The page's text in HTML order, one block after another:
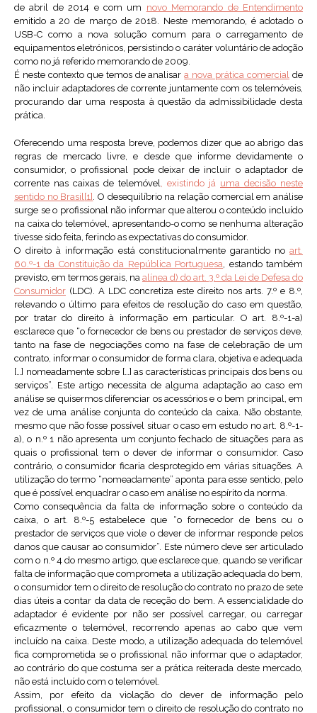
de abril de 2014 e com um novo Memorando de Entendimento
emitido a 20 de março de 2018. Neste memorando, é adotado o
USB-C como a nova solução comum para o carregamento de
equipamentos eletrónicos, persistindo o caráter voluntário de adoção
como no já referido memorando de 2009.
É neste contexto que temos de analisara nova prática comercial de
não incluir adaptadores de corrente juntamente com os telemóveis,
procurando dar uma resposta à questão da admissibilidade desta
prática.
Oferecendo uma resposta breve, podemos dizer que ao abrigo das
regras de mercado livre, e desde que informe devidamente o
consumidor, o profissional pode deixar de incluir o adaptador de
corrente nas caixas de telemóvel, existindo já uma decisão neste
sentido no Brasil[1] . O desequilíbrio na relação comercial em análise
surge se o profissional não informar que alterou o conteúdo incluído
na caixa do telemóvel, apresentando-o como se nenhuma alteração
tivesse sido feita, ferindo as expectativas do consumidor.
O direito à informação está constitucionalmente garantido no art.
60.º-1 da Constituição da República Portuguesa, estando também
previsto, em termos gerais, na alínea d) do art. 3.º da Lei de Defesa do
Consumidor (LDC). A LDC concretiza este direito nos arts. 7.º e 8.º,
relevando o último para efeitos de resolução do caso em questão,
por tratar do direito à informação em particular. O art. 8.º-1-a)
esclarece que “o fornecedor de bens ou prestador de serviços deve,
tanto na fase de negociações como na fase de celebração de um
contrato, informar o consumidor de forma clara, objetiva e adequada
[…] nomeadamente sobre […] as características principais dos bens ou
serviços”. Este artigo necessita de alguma adaptação ao caso em
análise se quisermos diferenciar os acessórios e o bem principal, em
vez de uma análise conjunta do conteúdo da caixa. Não obstante,
mesmo que não fosse possível situar o caso em estudo no art. 8.º-1-
a), o n.º 1 não apresenta um conjunto fechado de situações para as
quais o profissional tem o dever de informar o consumidor. Caso
contrário, o consumidor ficaria desprotegido em várias situações. A
utilização do termo “nomeadamente” aponta para esse sentido, pelo
que é possível enquadrar o caso em análise no espírito da norma.
Como consequência da falta de informação sobre o conteúdo da
caixa, o art. 8.º-5 estabelece que “o fornecedor de bens ou o
prestador de serviços que viole o dever de informar responde pelos
danos que causar ao consumidor”. Este número deve ser articulado
com o n.º 4 do mesmo artigo, que esclarece que, quando se verificar
falta de informação que comprometa a utilização adequada do bem,
o consumidor tem o direito de resolução do contrato no prazo de sete
dias úteis a contar da data de receção do bem. A essencialidade do
adaptador é evidente por não ser possível carregar, ou carregar
eficazmente o telemóvel, recorrendo apenas ao cabo que vem
incluído na caixa. Deste modo, a utilização adequada do telemóvel
fica comprometida se o profissional não informar que o adaptador,
ao contrário do que costuma ser a prática reiterada deste mercado,
não está incluído com o telemóvel.
Assim, por efeito da violação do dever de informação pelo
profissional, o consumidor tem o direito de resolução do contrato no